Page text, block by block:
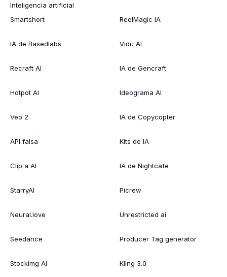
Inteligencia artificial
Smartshort
IA de Basedlabs
Recraft AI
Hotpot AI
Veo 2
API falsa
Clip a AI
StarryAI
Neural.love
Seedance
Stockimg AI
ReelMagic IA
Vidu AI
IA de Gencraft
Ideograma AI
IA de Copycopter
Kits de IA
IA de Nightcafe
Picrew
Unrestricted ai
Producer Tag generator
Kling 3.0